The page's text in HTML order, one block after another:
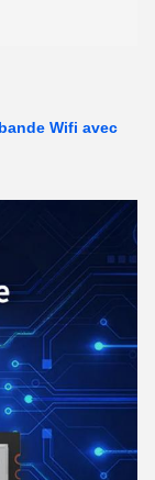
Wifi avec